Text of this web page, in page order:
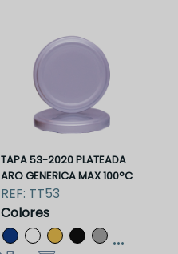
TAPA 53-2020 PLATEADA
ARO GENERICA MAX 100°C
REF: TT53
Colores
...